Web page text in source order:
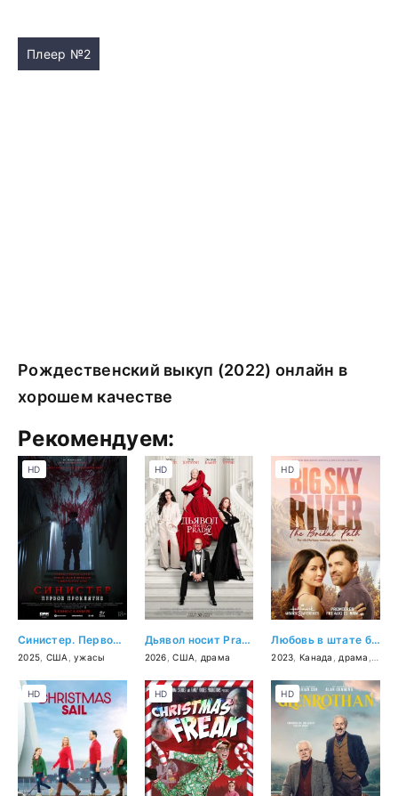
Плеер №2
Рождественский выкуп (2022) онлайн в
хорошем качестве
Рекомендуем:
Синистер. Первое проклятие
2025 США ,ужасы
HD
Дьявол носит Prada 2
2026 ,США драма
HD
Любовь в штате бескрайнего неба: свадебный путь
2023 Канада драма
HD
HD HD HD